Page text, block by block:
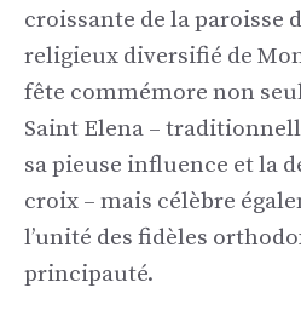
croissante de la paroisse
religieux diversifié de
fête commémore non
Saint Elena –
sa pieuse influence et la
croix – mais célèbre
l’unité des fidèles
principauté.